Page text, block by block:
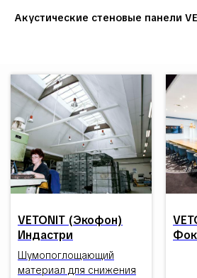
Акустические стеновые панели
VETONIT (Экофон)
Индастри
Шумопоглощающий
материал для снижения